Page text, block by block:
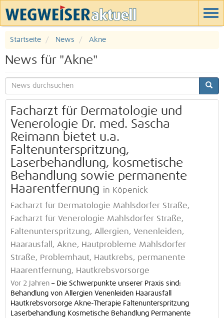
Startseite News Akne
News für "Akne"
Facharzt für Dermatologie und
Venerologie Dr. med. Sascha
Reimann bietet u.a.
Faltenunterspritzung,
Laserbehandlung, kosmetische
Behandlung sowie permanente
Haarentfernung in Köpenick
Facharzt für Dermatologie Mahlsdorfer Straße,
Facharzt für Venerologie Mahlsdorfer Straße,
Faltenunterspritzung, Allergien, Venenleiden,
Haarausfall, Akne, Hautprobleme Mahlsdorfer
Straße, Problemhaut, Hautkrebs, permanente
Haarentfernung, Hautkrebsvorsorge
Vor 2 Jahren – Die Schwerpunkte unserer Praxis sind:
Behandlung von Allergien Venenleiden Haarausfall
Hautkrebsvorsorge Akne-Therapie Faltenunterspritzung
Laserbehandlung Kosmetische Behandlung Permanente